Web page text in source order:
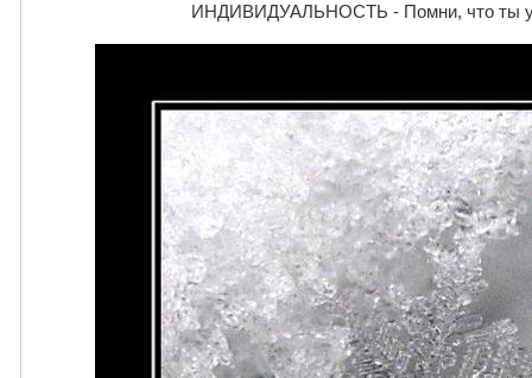
ИНДИВИДУАЛЬНОСТЬ - Помни, что ты